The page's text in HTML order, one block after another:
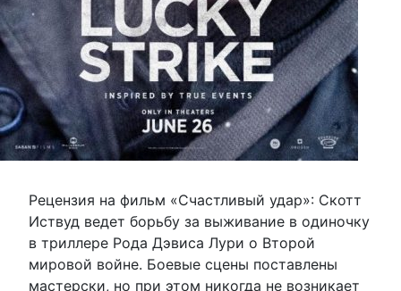
Рецензия на фильм «Счастливый удар»: Скотт
Иствуд ведет борьбу за выживание в одиночку
в триллере Рода Дэвиса Лури о Второй
мировой войне. Боевые сцены поставлены
мастерски, но при этом никогда не возникает